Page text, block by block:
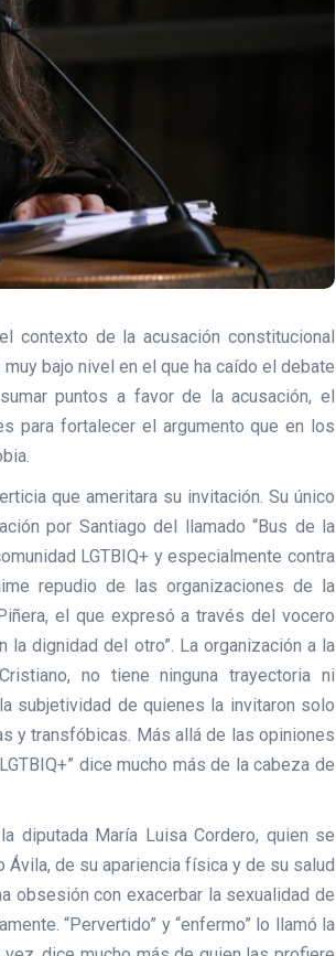
contexto de la acusación constitucional
bajo nivel en el que ha caído el debate
puntos a favor de la acusación, el
para fortalecer el argumento que en los
que ameritara su invitación. Su único
por Santiago del llamado “Bus de la
LGTBIQ+ y especialmente contra
repudio de las organizaciones de la
el que expresó a través del vocero
dignidad del otro”. La organización a la
no tiene ninguna trayectoria ni
subjetividad de quienes la invitaron solo
y transfóbicas. Más allá de las opiniones
dice mucho más de la cabeza de
diputada María Luisa Cordero, quien se
de su apariencia física y de su salud
obsesión con exacerbar la sexualidad de
“Pervertido” y “enfermo” lo llamó la